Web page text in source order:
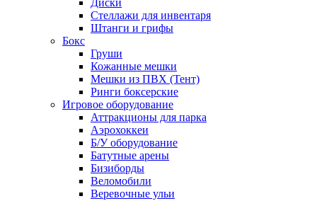
Диски
Стеллажи для инвентаря
Штанги и грифы
Бокс
Груши
Кожанные мешки
Мешки из ПВХ (Тент)
Ринги боксерские
Игровое оборудование
Аттракционы для парка
Аэрохоккеи
Б/У оборудование
Батутные арены
Бизиборды
Веломобили
Веревочные ульи